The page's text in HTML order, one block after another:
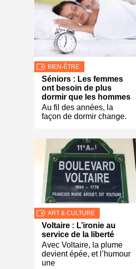
BIEN-ÊTRE
Séniors : Les femmes
ont besoin de plus
dormir que les hommes
Au fil des années, la
façon de dormir change.
ART & CULTURE
Voltaire : L’ironie au
service de la liberté
Avec Voltaire, la plume
devient épée, et l’humour
une